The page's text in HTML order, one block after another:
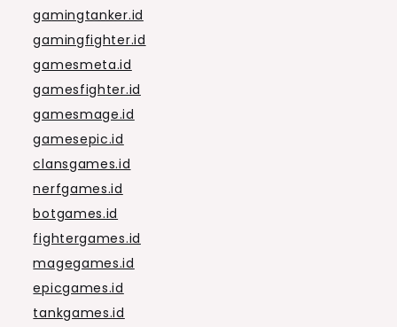
gamingtanker.id
gamingfighter.id
gamesmeta.id
gamesfighter.id
gamesmage.id
gamesepic.id
clansgames.id
nerfgames.id
botgames.id
fightergames.id
magegames.id
epicgames.id
tankgames.id